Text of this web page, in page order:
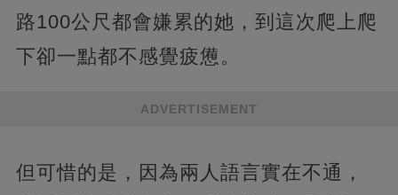
路100公尺都會嫌累的她，到這次爬上爬
下卻一點都不感覺疲憊。
ADVERTISEMENT
但可惜的是，因為兩人語言實在不通，